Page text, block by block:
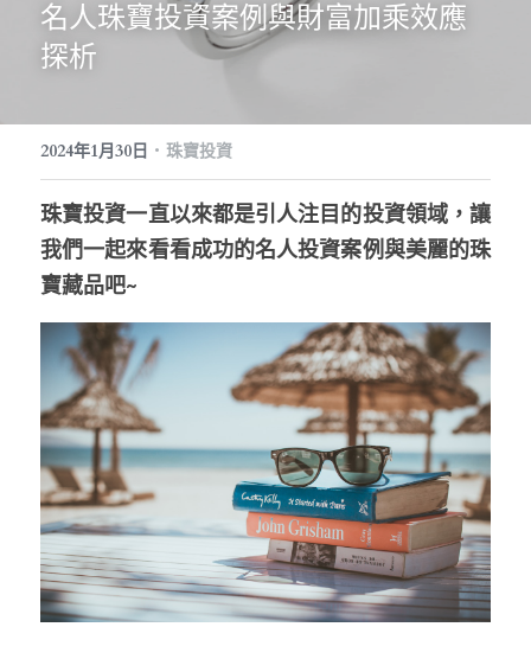
生日／人生里程碑
訂製預約
符號力量
珠寶知識
常見問答
搜索
繁體中文
English
珠寶藝廊
名人珠寶投資案例與財富加乘效應
探析
2024年1月30日 · 珠寶投資
珠寶投資一直以來都是引人注目的投資領域，讓
我們一起來看看成功的名人投資案例與美麗的珠
寶藏品吧~